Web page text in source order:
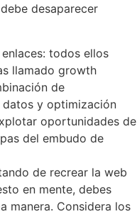
desaparecer
enlaces: todos ellos
llamado growth
de
datos y optimización
oportunidades de
del embudo de
de recrear la web
en mente, debes
manera. Considera los